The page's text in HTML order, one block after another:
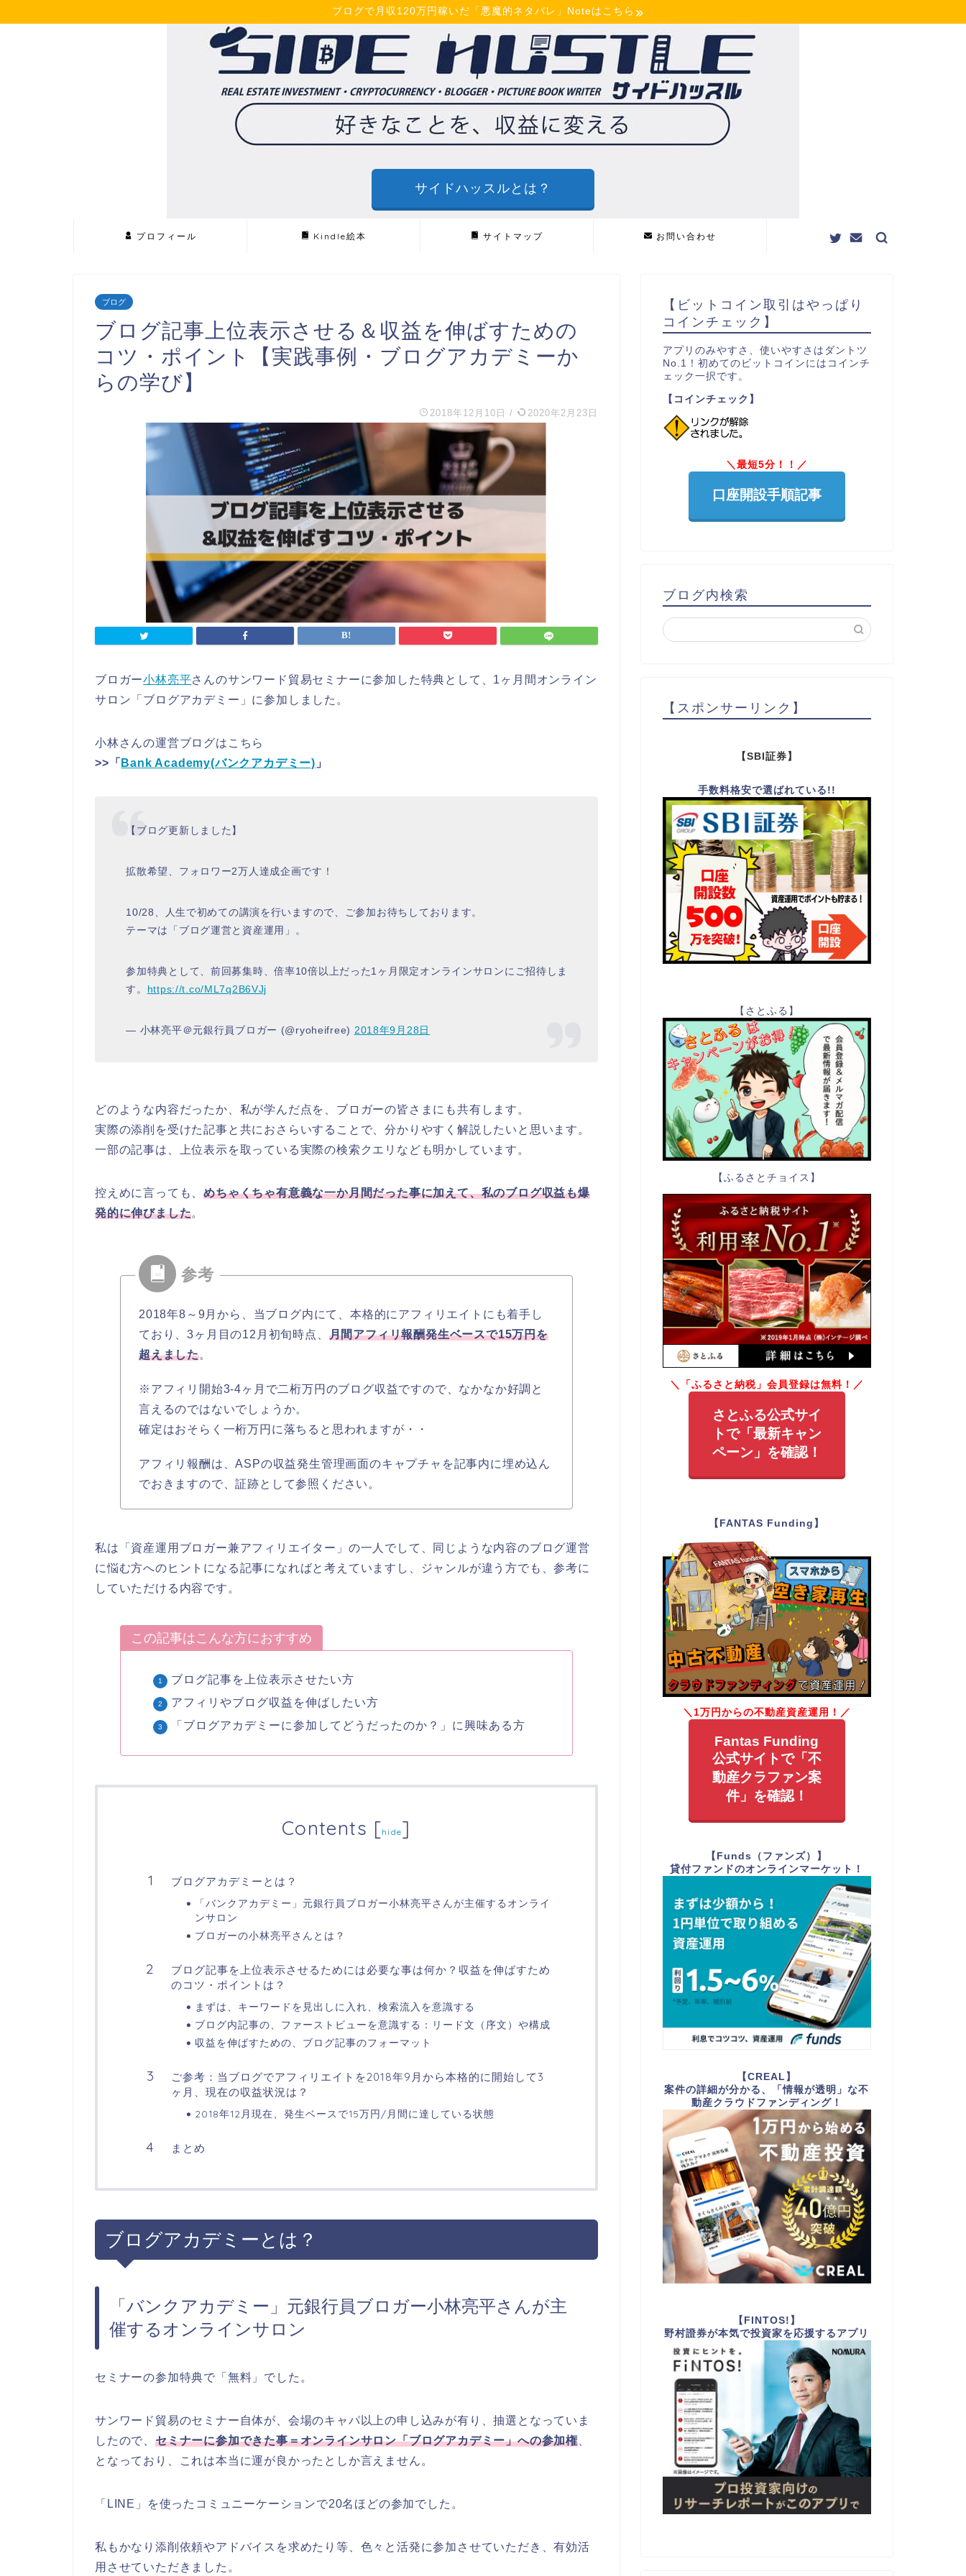
ブログで月収120万円稼いだ「悪魔的ネタバレ」Noteはこちら
サイドハッスルとは？
プロフィール Kindle絵本 サイトマップ お問い合わせ
ブログ
ブログ記事上位表示させる＆収益を伸ばすための
コツ・ポイント【実践事例・ブログアカデミーか
らの学び】
2018年12月10日 / 2020年2月23日
ブロガー小林亮平さんのサンワード貿易セミナーに参加した特典として、1ヶ月間オンライン
サロン「ブログアカデミー」に参加しました。
小林さんの運営ブログはこちら
>>「 Bank Academy(バンクアカデミー) 」
【ブログ更新しました】
拡散希望、フォロワー2万人達成企画です！
10/28、人生で初めての講演を行いますので、ご参加お待ちしております。
テーマは「ブログ運営と資産運用」。
参加特典として、前回募集時、倍率10倍以上だった1ヶ月限定オンラインサロンにご招待しま
す。 https://t.co/ML7q2B6VJj
— 小林亮平＠元銀行員ブロガー (@ryoheifree) 2018年9月28日
どのような内容だったか、私が学んだ点を、ブロガーの皆さまにも共有します。
実際の添削を受けた記事と共におさらいすることで、分かりやすく解説したいと思います。
一部の記事は、上位表示を取っている実際の検索クエリなども明かしています。
控えめに言っても、めちゃくちゃ有意義な一か月間だった事に加えて、私のブログ収益も爆
発的に伸びました。
2018年8～9月から、当ブログ内にて、本格的にアフィリエイトにも着手し
ており、3ヶ月目の12月初旬時点、 月間アフィリ報酬発生ベースで15万円を
超えました。
※アフィリ開始3-4ヶ月で二桁万円のブログ収益ですので、なかなか好調と
言えるのではないでしょうか。
確定はおそらく一桁万円に落ちると思われますが・・
アフィリ報酬は、ASPの収益発生管理画面のキャプチャを記事内に埋め込ん
でおきますので、証跡として参照ください。
私は「資産運用ブロガー兼アフィリエイター」の一人でして、同じような内容のブログ運営
に悩む方へのヒントになる記事になればと考えていますし、ジャンルが違う方でも、参考に
していただける内容です。
この記事はこんな方におすすめ
ブログ記事を上位表示させたい方
アフィリやブログ収益を伸ばしたい方
「ブログアカデミーに参加してどうだったのか？」に興味ある方
Contents [hide]
ブログアカデミーとは？
「バンクアカデミー」元銀行員ブロガー小林亮平さんが主催するオンライ
ンサロン
ブロガーの小林亮平さんとは？
ブログ記事を上位表示させるためには必要な事は何か？収益を伸ばすため
のコツ・ポイントは？
まずは、キーワードを見出しに入れ、検索流入を意識する
ブログ内記事の、ファーストビューを意識する：リード文（序文）や構成
収益を伸ばすための、ブログ記事のフォーマット
ご参考：当ブログでアフィリエイトを2018年9月から本格的に開始して3
ヶ月、現在の収益状況は？
2018年12月現在、発生ベースで15万円/月間に達している状態
まとめ
ブログアカデミーとは？
「バンクアカデミー」元銀行員ブロガー小林亮平さんが主
催するオンラインサロン
セミナーの参加特典で「無料」でした。
サンワード貿易のセミナー自体が、会場のキャパ以上の申し込みが有り、抽選となっていま
したので、 セミナーに参加できた事＝オンラインサロン「ブログアカデミー」への参加権、
となっており、これは本当に運が良かったとしか言えません。
「LINE」を使ったコミュニーケーションで20名ほどの参加でした。
私もかなり添削依頼やアドバイスを求めたり等、色々と活発に参加させていただき、有効活
用させていただきました。
【ビットコイン取引はやっぱり
コインチェック】
アプリのみやすさ、使いやすさはダントツ
No.1！初めてのビットコインにはコインチ
ェック一択です。
【コインチェック】
＼最短5分！！／
口座開設手順記事
ブログ内検索
【スポンサーリンク】
【SBI証券】
手数料格安で選ばれている!!
【さとふる】
【ふるさとチョイス】
＼「ふるさと納税」会員登録は無料！／
さとふる公式サイ
トで「最新キャン
ペーン」を確認！
【FANTAS Funding】
＼1万円からの不動産資産運用！／
Fantas Funding
公式サイトで「不
動産クラファン案
件」を確認！
【Funds（ファンズ）】
貸付ファンドのオンラインマーケット！
【CREAL】
案件の詳細が分かる、「情報が透明」な不
動産クラウドファンディング！
【FINTOS!】
野村證券が本気で投資家を応援するアプリ